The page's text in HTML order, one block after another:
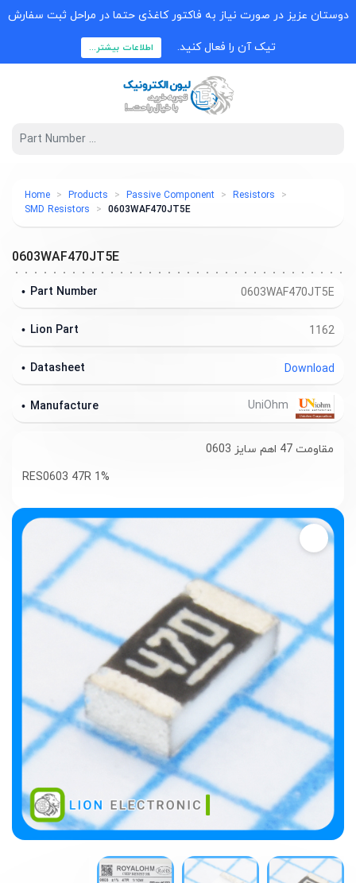
دوستان عزیز در صورت نیاز به فاکتور کاغذی حتما در مراحل ثبت سفارش
تیک آن را فعال کنید. اطلاعات بیشتر...
Home Products Passive Component
Resistors
SMD Resistors
0603WAF470JT5E
0603WAF470JT5E
0603WAF470JT5E
Part Number
1162
Lion Part
Download
Datasheet
Manufacture
مقاومت 47 اهم سایز 0603
RES0603 47R 1%